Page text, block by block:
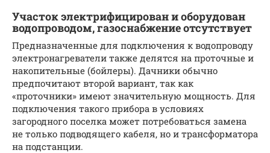
Участок электрифицирован и оборудован
водопроводом, газоснабжение отсутствует
Предназначенные для подключения к водопроводу
электронагреватели также делятся на проточные и
накопительные (бойлеры). Дачники обычно
предпочитают второй вариант, так как
«проточники» имеют значительную мощность. Для
подключения такого прибора в условиях
загородного поселка может потребоваться замена
не только подводящего кабеля, но и трансформатора
на подстанции.